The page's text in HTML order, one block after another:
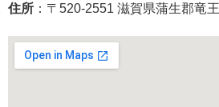
住所 ：〒520-2551 滋賀県蒲生郡竜